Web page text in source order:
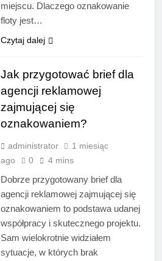
miejscu. Dlaczego oznakowanie
floty jest…
Czytaj dalej
Jak przygotować brief dla
agencji reklamowej
zajmującej się
oznakowaniem?
administrator
1 miesiąc
ago
0 4 mins
Dobrze przygotowany brief dla
agencji reklamowej zajmującej się
oznakowaniem to podstawa udanej
współpracy i skutecznego projektu.
Sam wielokrotnie widziałem
sytuacje, w których brak